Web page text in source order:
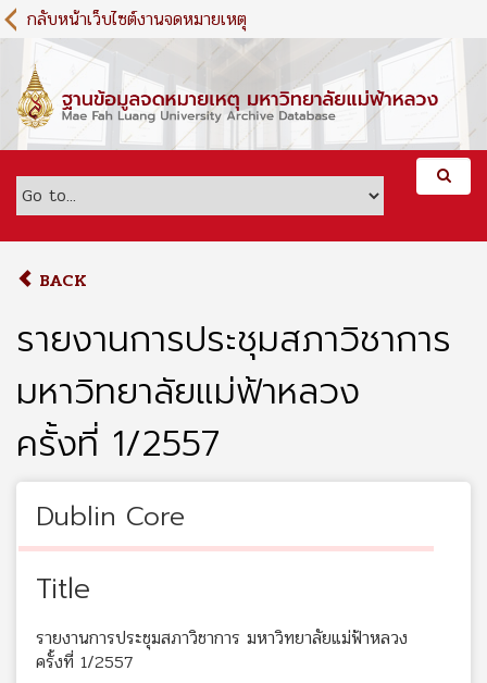
S
k
m
c
กลับหน้าเว็บไซต์งานจดหมายเหตุ
BACK
รายงานการประชุมสภาวิชาการ
มหาวิทยาลัยแม่ฟ้าหลวง
ครั้งที่ 1/2557
Dublin Core
Title
รายงานการประชุมสภาวิชาการ มหาวิทยาลัยแม่ฟ้าหลวง
ครั้งที่ 1/2557